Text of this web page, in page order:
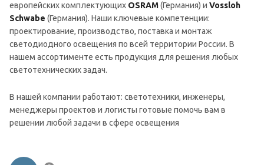
европейских комплектующих OSRAM(Германия) и Vossloh
Schwabe (Германия). Наши ключевые компетенции:
проектирование, производство, поставка и монтаж
светодиодного освещения по всей территории России. В
нашем ассортименте есть продукция для решения любых
светотехнических задач.
В нашей компании работают: светотехники, инженеры,
менеджеры проектов и логисты готовые помочь вам в
решении любой задачи в сфере освещения